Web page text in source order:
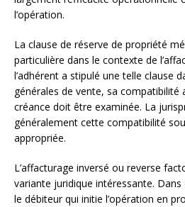
l’opération.
La clause de réserve de propriété
particulière dans le contexte de
l’adhérent a stipulé une telle clause
générales de vente, sa compatibilité
créance doit être examinée. La
généralement cette compatibilité
appropriée.
L’affacturage inversé ou reverse
variante juridique intéressante.
le débiteur qui initie l’opération en